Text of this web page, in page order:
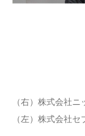
（右）株式会社
（左）株式会社